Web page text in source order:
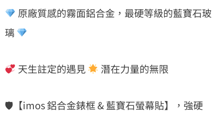
原廠質感的霧面鋁合金，最硬等級的藍寶石玻
璃
天生註定的遇見 潛在力量的無限
🛡【imos 鋁合金錶框 & 藍寶石螢幕貼】，強硬